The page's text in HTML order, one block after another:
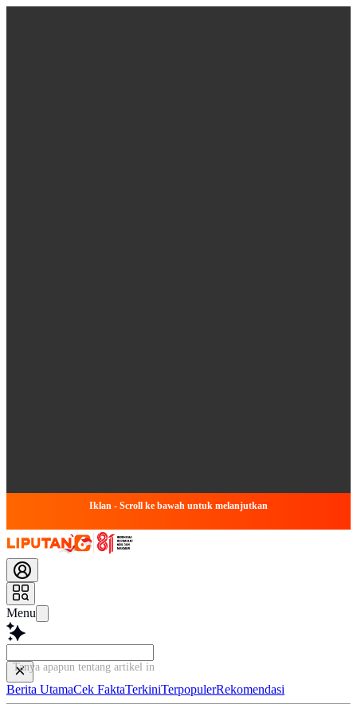
Iklan - Scroll ke bawah untuk melanjutkan
Menu
Tanya apapun tentang artikel ini...
Berita UtamaCek FaktaTerkiniTerpopulerRekomendasi